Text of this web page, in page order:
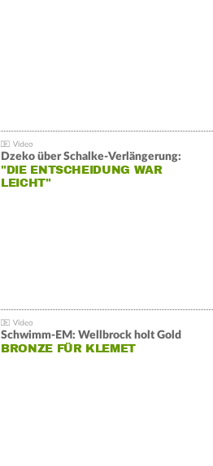
Dzeko über Schalke-Verlängerung:
"DIE ENTSCHEIDUNG WAR
LEICHT"
Schwimm-EM: Wellbrock holt Gold
BRONZE FÜR KLEMET